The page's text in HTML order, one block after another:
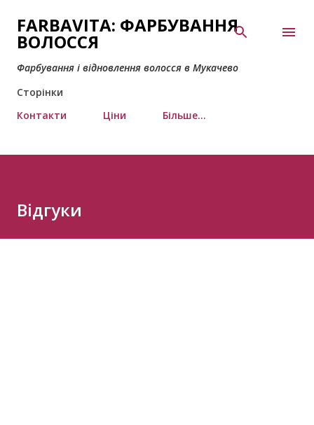
Перейти до основного вмісту
FARBAVITA: ФАРБУВАННЯ
ВОЛОССЯ
Фарбування і відновлення волосся в Мукачево
Сторінки
Контакти
Ціни Більше…
Відгуки